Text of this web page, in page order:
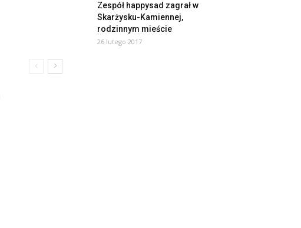
Zespół happysad zagrał w
Skarżysku-Kamiennej,
rodzinnym mieście
26 lutego 2017